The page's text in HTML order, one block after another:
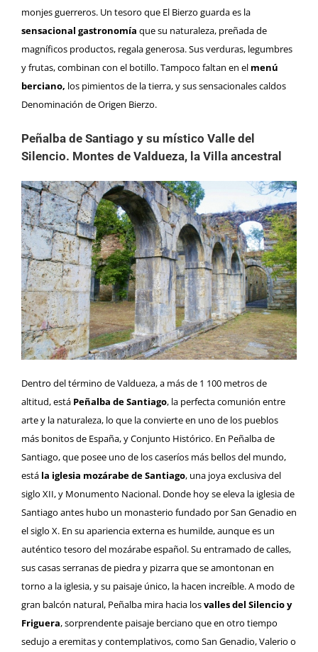
monjes guerreros. Un tesoro que El Bierzo guarda es la
sensacional gastronomía que su naturaleza, preñada de
magníficos productos, regala generosa. Sus verduras, legumbres
y frutas, combinan con el botillo. Tampoco faltan en el menú
berciano, los pimientos de la tierra, y sus sensacionales caldos
Denominación de Origen Bierzo.
Peñalba de Santiago y su místico Valle del
Silencio. Montes de Valdueza, la Villa ancestral
Dentro del término de Valdueza, a más de 1 100 metros de
altitud, está Peñalba de Santiago, la perfecta comunión entre
arte y la naturaleza, lo que la convierte en uno de los pueblos
más bonitos de España, y Conjunto Histórico. En Peñalba de
Santiago, que posee uno de los caseríos más bellos del mundo,
está la iglesia mozárabe de Santiago, una joya exclusiva del
siglo XII, y Monumento Nacional. Donde hoy se eleva la iglesia de
Santiago antes hubo un monasterio fundado por San Genadio en
el siglo X. En su apariencia externa es humilde, aunque es un
auténtico tesoro del mozárabe español. Su entramado de calles,
sus casas serranas de piedra y pizarra que se amontonan en
torno a la iglesia, y su paisaje único, la hacen increíble. A modo de
gran balcón natural, Peñalba mira hacia losvalles del Silencio y
Friguera, sorprendente paisaje berciano que en otro tiempo
sedujo a eremitas y contemplativos, como San Genadio, Valerio o